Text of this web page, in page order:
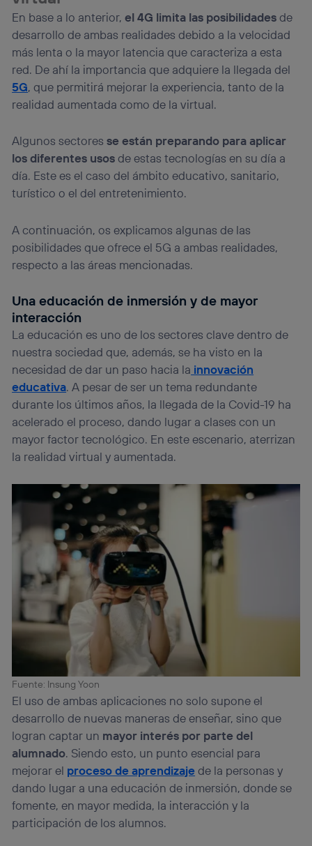
En base a lo anterior,el 4G limita las posibilidadesde
desarrollo de ambas realidades debido a la velocidad
más lenta o la mayor latencia que caracteriza a esta
red. De ahí la importancia que adquiere la llegada del
5G, que permitirá mejorar la experiencia, tanto de la
realidad aumentada como de la virtual.
Algunos sectores se están preparando para aplicar
los diferentes usosde estas tecnologías en su día a
día. Este es el caso del ámbito educativo, sanitario,
turístico o el del entretenimiento.
A continuación, os explicamos algunas de las
posibilidades que ofrece el 5G a ambas realidades,
respecto a las áreas mencionadas.
Una educación de inmersión y de mayor
interacción
La educación es uno de los sectores clave dentro de
nuestra sociedad que, además, se ha visto en la
necesidad de dar un paso hacia la innovación
educativa. A pesar de ser un tema redundante
durante los últimos años, la llegada de la Covid-19 ha
acelerado el proceso, dando lugar a clases con un
mayor factor tecnológico. En este escenario, aterrizan
la realidad virtual y aumentada.
Fuente: Insung Yoon
El uso de ambas aplicaciones no solo supone el
desarrollo de nuevas maneras de enseñar, sino que
logran captar un mayor interés por parte del
alumnado. Siendo esto, un punto esencial para
mejorar el proceso de aprendizajede la personas y
dando lugar a una educación de inmersión, donde se
fomente, en mayor medida, la interacción y la
participación de los alumnos.